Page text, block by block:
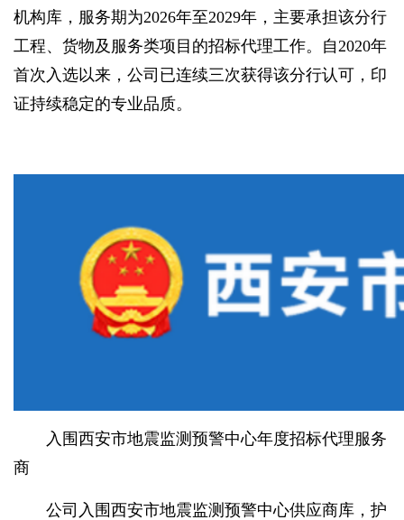
机构库，服务期为2026年至2029年，主要承担该分行
工程、货物及服务类项目的招标代理工作。自2020年
首次入选以来，公司已连续三次获得该分行认可，印
证持续稳定的专业品质。
入围西安市地震监测预警中心年度招标代理服务
商
公司入围西安市地震监测预警中心供应商库，护